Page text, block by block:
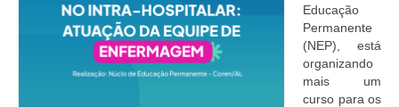
Editais e licitação
Eleições
Educação
Permanente
(NEP), está
organizando
mais um
curso para os